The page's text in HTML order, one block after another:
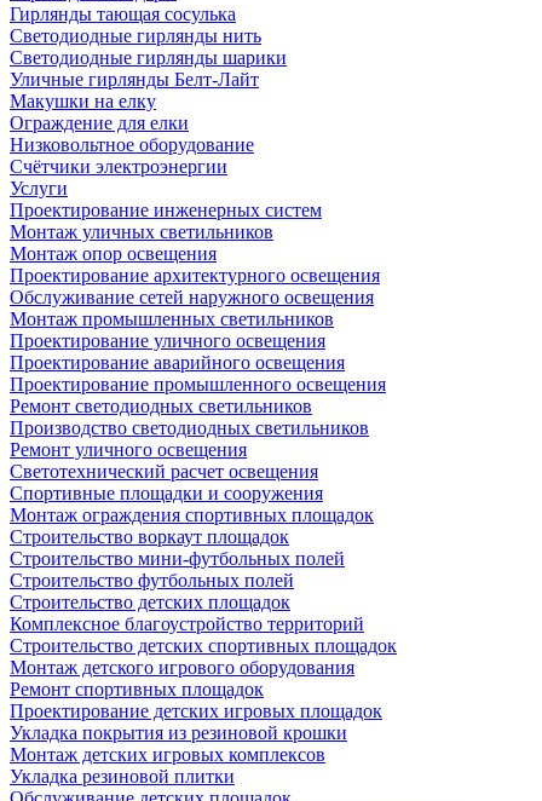
Гирлянды тающая сосулька
Светодиодные гирлянды нить
Светодиодные гирлянды шарики
Уличные гирлянды Белт-Лайт
Макушки на елку
Ограждение для елки
Низковольтное оборудование
Счётчики электроэнергии
Услуги
Проектирование инженерных систем
Монтаж уличных светильников
Монтаж опор освещения
Проектирование архитектурного освещения
Обслуживание сетей наружного освещения
Монтаж промышленных светильников
Проектирование уличного освещения
Проектирование аварийного освещения
Проектирование промышленного освещения
Ремонт светодиодных светильников
Производство светодиодных светильников
Ремонт уличного освещения
Светотехнический расчет освещения
Спортивные площадки и сооружения
Монтаж ограждения спортивных площадок
Строительство воркаут площадок
Строительство мини-футбольных полей
Строительство футбольных полей
Строительство детских площадок
Комплексное благоустройство территорий
Строительство детских спортивных площадок
Монтаж детского игрового оборудования
Ремонт спортивных площадок
Проектирование детских игровых площадок
Укладка покрытия из резиновой крошки
Монтаж детских игровых комплексов
Укладка резиновой плитки